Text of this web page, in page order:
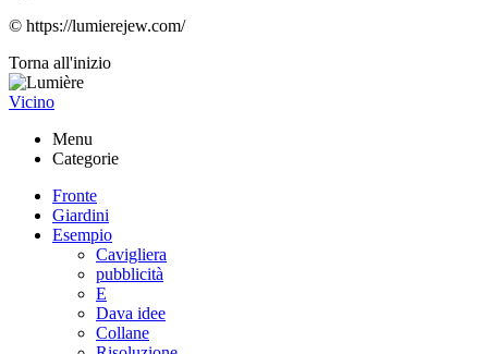
© https://lumierejew.com/
Torna all'inizio
Vicino
Menu
Categorie
Fronte
Giardini
Esempio
Cavigliera
pubblicità
E
Dava idee
Collane